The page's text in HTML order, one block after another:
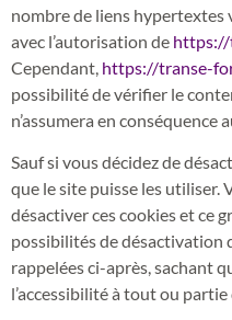
nombre de liens hypertextes
avec l’autorisation de https://
Cependant, https://transe-
possibilité de vérifier le
n’assumera en conséquence
Sauf si vous décidez de
que le site puisse les utiliser.
désactiver ces cookies et ce
possibilités de désactivation
rappelées ci-après, sachant
l’accessibilité à tout ou